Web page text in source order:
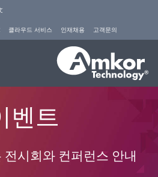
클라우드 서비스 인재채용 고객문의
벤트
시회와 컨퍼런스 안내